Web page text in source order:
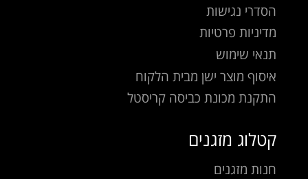
הסדרי נגישות
מדיניות פרטיות
תנאי שימוש
איסוף מוצר ישן מבית הלקוח
התקנת מכונת כביסה קריסטל
קטלוג מזגנים
חנות מזגנים